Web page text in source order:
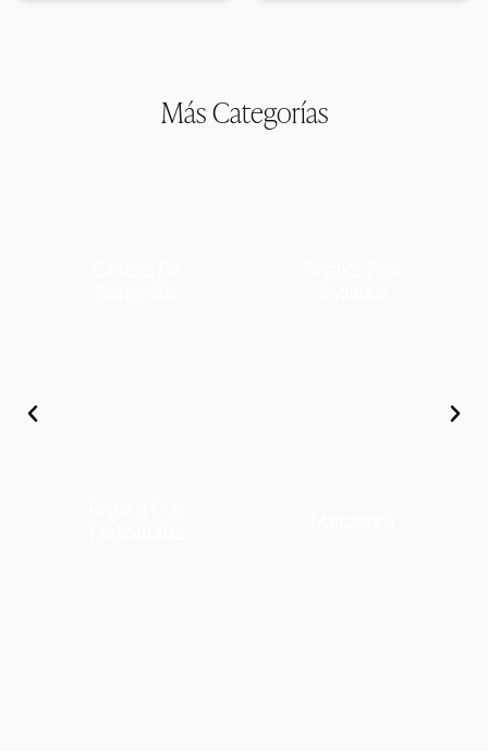
Más Categorías